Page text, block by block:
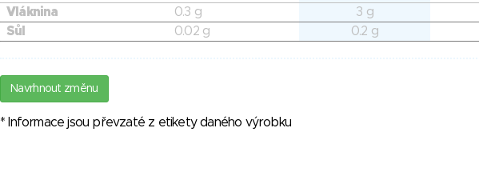
Vláknina
0.3 g
3 g
Sůl
0.02 g 0.2 g
Navrhnout změnu
* Informace jsou převzaté z etikety daného výrobku